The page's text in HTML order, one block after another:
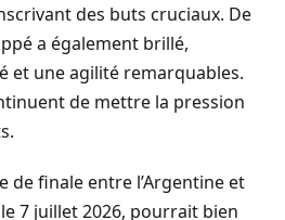
des buts cruciaux. De
a également brillé,
et une agilité remarquables.
de mettre la pression
de finale entre l’Argentine et
7 juillet 2026, pourrait bien